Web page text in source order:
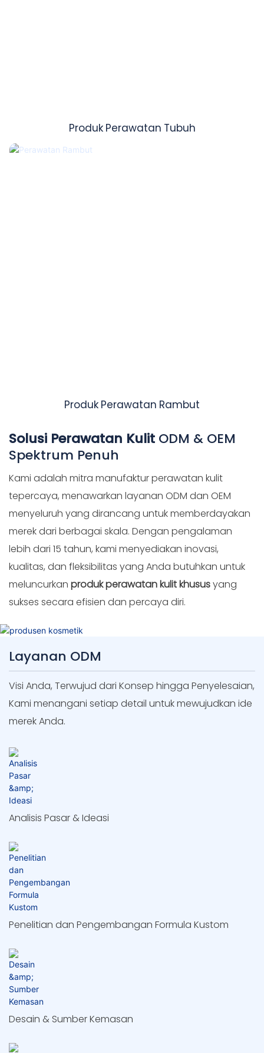
Produk Perawatan Tubuh
Produk Perawatan Rambut
Solusi Perawatan Kulit ODM & OEM
Spektrum Penuh
Kami adalah mitra manufaktur perawatan kulit
tepercaya, menawarkan layanan ODM dan OEM
menyeluruh yang dirancang untuk memberdayakan
merek dari berbagai skala. Dengan pengalaman
lebih dari 15 tahun, kami menyediakan inovasi,
kualitas, dan fleksibilitas yang Anda butuhkan untuk
meluncurkan produk perawatan kulit khususyang
sukses secara efisien dan percaya diri.
Layanan ODM
Visi Anda, Terwujud dari Konsep hingga Penyelesaian,
Kami menangani setiap detail untuk mewujudkan ide
merek Anda.
Analisis Pasar & Ideasi
Penelitian dan Pengembangan Formula Kustom
Desain & Sumber Kemasan